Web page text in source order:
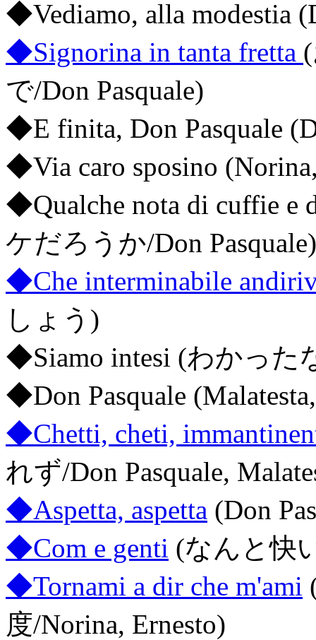
◆Vediamo, alla modestia
◆Signorina in tanta fretta
で/Don Pasquale)
◆E finita, Don Pasquale
◆Via caro sposino
◆Qualche nota di cuffie
ケだろうか/Don Pasquale)
◆Che interminabile
しょう)
◆Siamo intesi (わかった
◆Don Pasquale
◆Chetti, cheti,
れず/Don Pasquale,
◆Aspetta, aspetta (Don
◆Com e genti (なんと快
◆Tornami a dir che m'ami
度/Norina, Ernesto)